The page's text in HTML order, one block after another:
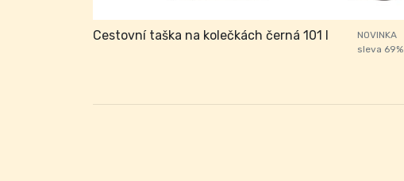
Cestovní taška na kolečkách černá 101 l
NOVINKA
sleva 69%